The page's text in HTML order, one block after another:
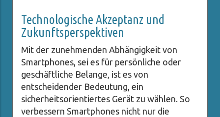
Technologische Akzeptanz und
Zukunftsperspektiven
Mit der zunehmenden Abhängigkeit von
Smartphones, sei es für persönliche oder
geschäftliche Belange, ist es von
entscheidender Bedeutung, ein
sicherheitsorientiertes Gerät zu wählen. So
verbessern Smartphones nicht nur die